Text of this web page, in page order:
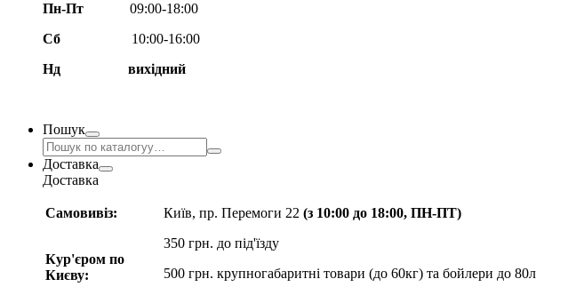
Пн-Пт
09:00-18:00
Сб
10:00-16:00
Нд вихідний
Пошук
Доставка
Доставка
Самовивіз:
Кур'єром по
Києву:
Київ, пр. Перемоги 22 (з 10:00 до 18:00, ПН-ПТ)
350 грн. до під'їзду
500 грн. крупногабаритні товари (до 60кг) та бойлери до 80л